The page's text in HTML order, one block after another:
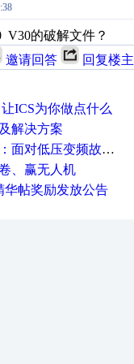
V30的破解文件？
邀请回答 回复楼主
ICS为你做点什么
解决方案
频故障，老手是这样解决的！
、赢无人机
华帖奖励发放公告